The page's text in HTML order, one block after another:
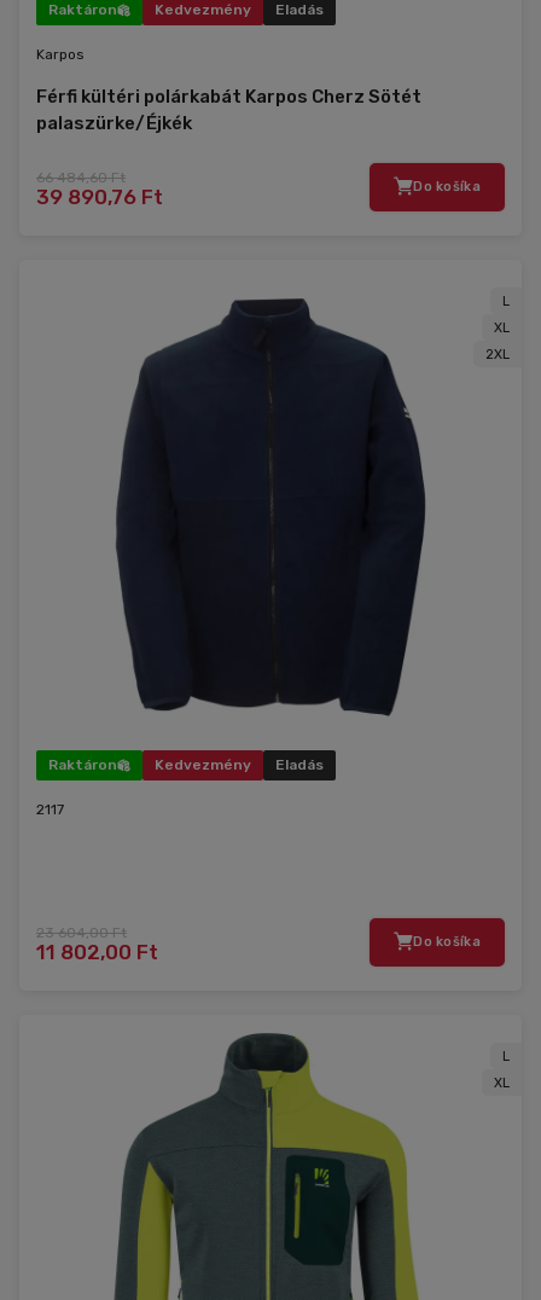
Raktáron Kedvezmény Eladás
Karpos
Férfi kültéri polárkabát Karpos Cherz Sötét
palaszürke/Éjkék
66 484,60 Ft
39 890,76 Ft Do košíka
L
XL
2XL
Raktáron Kedvezmény Eladás
2117
23 604,00 Ft
11 802,00 Ft Do košíka
L
XL